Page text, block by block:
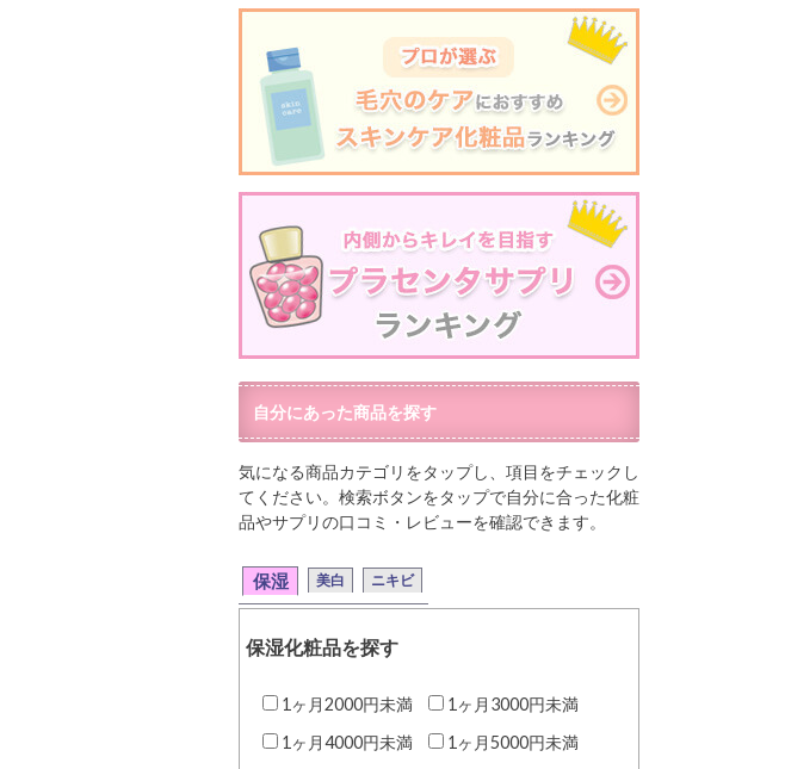
自分にあった商品を探す
気になる商品カテゴリをタップし、項目をチェックし
てください。検索ボタンをタップで自分に合った化粧
品やサプリの口コミ・レビューを確認できます。
保湿 美白 ニキビ
保湿化粧品を探す
1ヶ月2000円未満
1ヶ月3000円未満
1ヶ月4000円未満
1ヶ月5000円未満